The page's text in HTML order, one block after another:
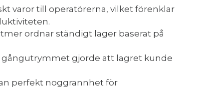
varor till operatörerna, vilket förenklar
ordnar ständigt lager baserat på
gångutrymmet gjorde att lagret kunde
perfekt noggrannhet för